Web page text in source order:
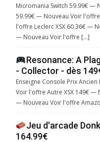
Micromania Switch 59.99€ —
59.99€ — Nouveau Voir
l'offre Leclerc XSX 60.36€ —
— Nouveau Voir l'offre […]
Resonance: A
- Collector - dès
Enseigne Console Prix
Voir l'offre Autre XSX 149€ —
— Nouveau Voir l'offre
Jeu d'arcade
164.99€